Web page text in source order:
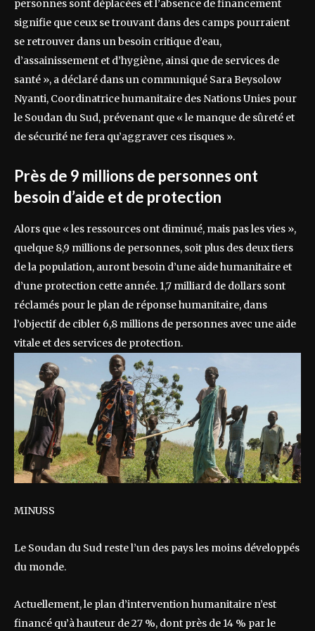
personnes sont déplacées et l’absence de financement
signifie que ceux se trouvant dans des camps pourraient
se retrouver dans un besoin critique d’eau,
d’assainissement et d’hygiène, ainsi que de services de
santé », a déclaré dans un communiqué Sara Beysolow
Nyanti, Coordinatrice humanitaire des Nations Unies pour
le Soudan du Sud, prévenant que « le manque de sûreté et
de sécurité ne fera qu’aggraver ces risques ».
Près de 9 millions de personnes ont
besoin d’aide et de protection
Alors que « les ressources ont diminué, mais pas les vies »,
quelque 8,9 millions de personnes, soit plus des deux tiers
de la population, auront besoin d’une aide humanitaire et
d’une protection cette année. 1,7 milliard de dollars sont
réclamés pour le plan de réponse humanitaire, dans
l’objectif de cibler 6,8 millions de personnes avec une aide
vitale et des services de protection.
MINUSS
Le Soudan du Sud reste l’un des pays les moins développés
du monde.
Actuellement, le plan d’intervention humanitaire n’est
financé qu’à hauteur de 27 %, dont près de 14 % par le